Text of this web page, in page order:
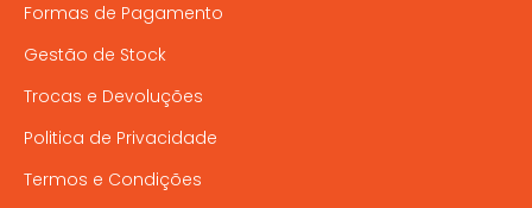
Formas de Pagamento
Gestão de Stock
Trocas e Devoluções
Politica de Privacidade
Termos e Condições